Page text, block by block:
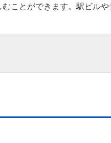
ことができます。駅ビル